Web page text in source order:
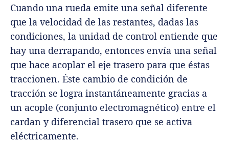
Cuando una rueda emite una señal diferente
que la velocidad de las restantes, dadas las
condiciones, la unidad de control entiende que
hay una derrapando, entonces envía una señal
que hace acoplar el eje trasero para que éstas
traccionen. Éste cambio de condición de
tracción se logra instantáneamente gracias a
un acople (conjunto electromagnético) entre el
cardan y diferencial trasero que se activa
eléctricamente.